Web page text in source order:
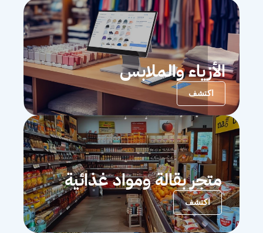
الأزياء والملابس
اكتشف
متجر بقالة ومواد غذائية
اكتشف